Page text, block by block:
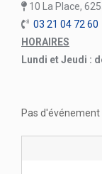
10 La Place,
03 21 04 72 60
HORAIRES
Lundi et Jeudi :
Pas